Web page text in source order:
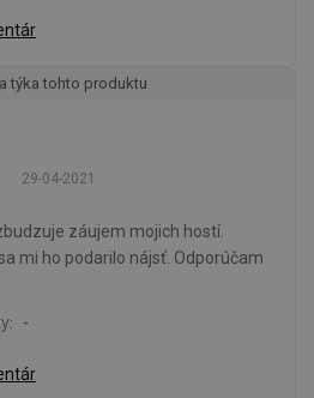
týka tohto produktu
29-04-2021
záujem mojich hostí.
mi ho podarilo nájsť. Odporúčam
-